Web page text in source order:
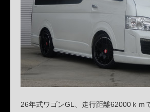
26年式ワゴンGL、走行距離62000ｋｍ